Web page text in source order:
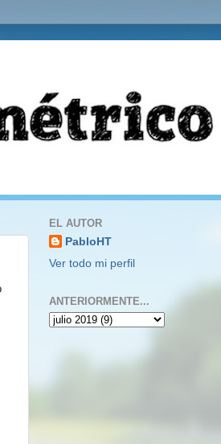
EL AUTOR
PabloHT
Ver todo mi perfil
ANTERIORMENTE...